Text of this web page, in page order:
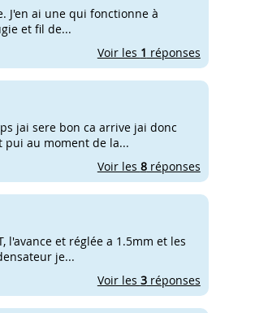
J'en ai une qui fonctionne à
et fil de...
Voir les 1 réponses
jai sere bon ca arrive jai donc
pui au moment de la...
Voir les 8réponses
l'avance et réglée a 1.5mm et les
je...
Voir les 3réponses